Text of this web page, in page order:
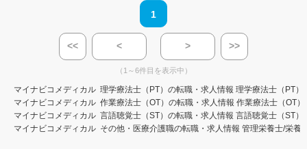
1
<< < > >>
（1～6件目を表示中）
マイナビコメディカル 理学療法士（PT）の転職・求人情報 理学療法士（PT）
マイナビコメディカル 作業療法士（OT）の転職・求人情報 作業療法士（OT
マイナビコメディカル 言語聴覚士（ST）の転職・求人情報 言語聴覚士（ST）
マイナビコメディカル その他・医療介護職の転職・求人情報 管理栄養士/栄養